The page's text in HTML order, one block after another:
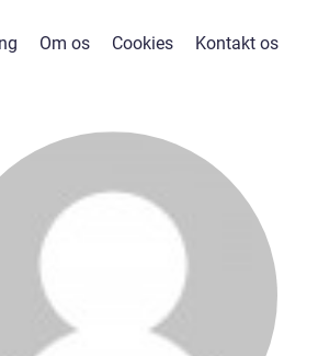
Om os Cookies Kontakt os